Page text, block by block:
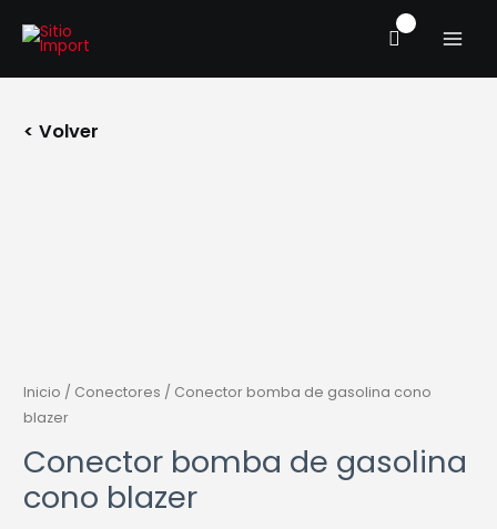
< Volver
Inicio / Conectores / Conector bomba de gasolina cono
blazer
Conector bomba de gasolina
cono blazer